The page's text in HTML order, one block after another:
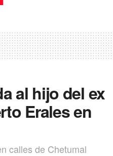
al hijo del ex
Erales en
calles de Chetumal